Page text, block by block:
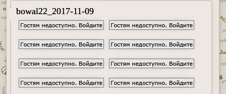
bowal22_2017-11-09